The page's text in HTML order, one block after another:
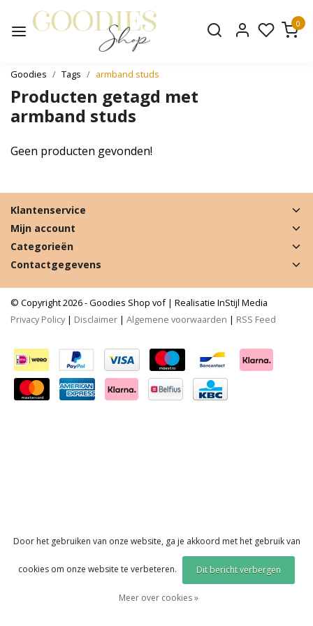
0
Goodies Tags armband studs
Producten getagd met
armband studs
Geen producten gevonden!
Klantenservice
Mijn account
Categorieën
Contactgegevens
© Copyright 2026 - Goodies Shop vof | Realisatie InStijl Media
Privacy Policy| Disclaimer | Algemene voorwaarden | RSS Feed
Door het gebruiken van onze website, ga je akkoord met het gebruik van
cookies om onze website te verbeteren. Dit bericht verbergen
Meer over cookies »